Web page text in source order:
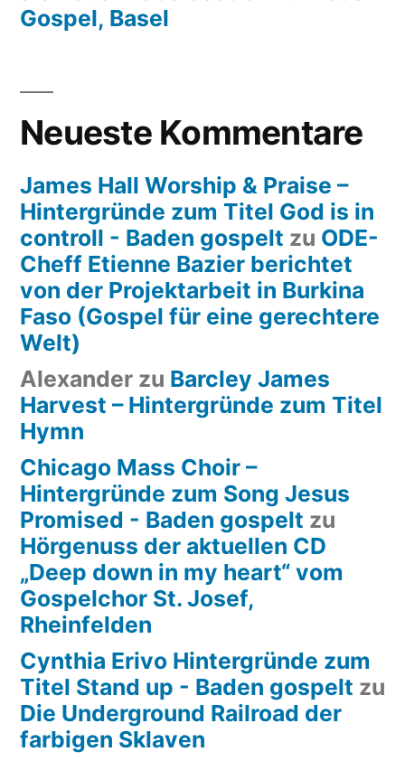
Gospel, Basel
Neueste Kommentare
James Hall Worship & Praise –
Hintergründe zum Titel God is in
controll - Baden gospelt zu ODE-
Cheff Etienne Bazier berichtet
von der Projektarbeit in Burkina
Faso (Gospel für eine gerechtere
Welt)
Alexander zu Barcley James
Harvest – Hintergründe zum Titel
Hymn
Chicago Mass Choir –
Hintergründe zum Song Jesus
Promised - Baden gospelt zu
Hörgenuss der aktuellen CD
„Deep down in my heart“ vom
Gospelchor St. Josef,
Rheinfelden
Cynthia Erivo Hintergründe zum
Titel Stand up - Baden gospelt zu
Die Underground Railroad der
farbigen Sklaven